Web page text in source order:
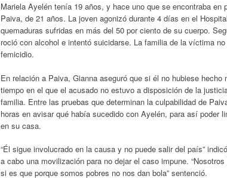
Mariela Ayelén tenía 19 años, y hace uno que se encontraba
Paiva, de 21 años. La joven agonizó durante 4 días en el
quemaduras sufridas en más del 50 por ciento de su cuerpo.
roció con alcohol e intentó suicidarse. La familia de la víctima
femicidio.
En relación a Paiva, Gianna aseguró que si él no hubiese hecho
tiempo en el que el acusado no estuvo a disposición de la
familia. Entre las pruebas que determinan la culpabilidad de
horas en avisar qué había sucedido con Ayelén, para así poder
en su casa.
“Él sigue involucrado en la causa y no puede salir del país”
a cabo una movilización para no dejar el caso impune.
si es que porque somos pobres no nos dan bola” sentenció.